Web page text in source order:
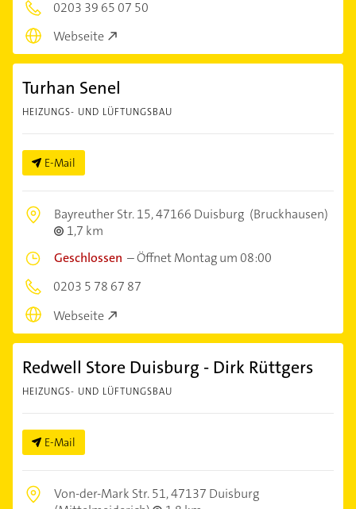
0203 39 65 07 50
Webseite
Turhan Senel
HEIZUNGS- UND LÜFTUNGSBAU
E-Mail
Bayreuther Str. 15,47166 Duisburg (Bruckhausen)
1,7 km
Geschlossen –Öffnet Montag um 08:00
0203 5 78 67 87
Webseite
Redwell Store Duisburg - Dirk Rüttgers
HEIZUNGS- UND LÜFTUNGSBAU
E-Mail
Von-der-Mark Str. 51,47137 Duisburg